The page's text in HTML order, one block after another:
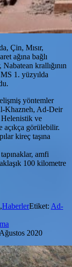
Çin, Mısır,
ağına bağlı
krallığının
1. yüzyılda
yöntemler
Khazneh, Ad-Deir
ve
açıkça görülebilir.
kireç taşına
amfi
100 kilometre
,HaberlerEtiket: Ad-
2020